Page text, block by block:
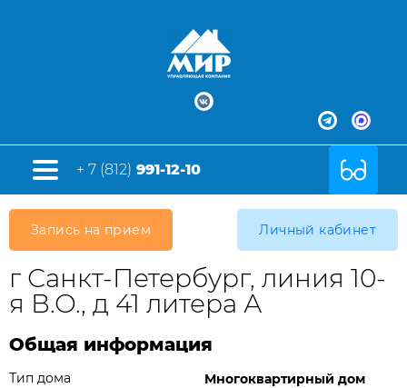
+ 7 (812) 991-12-10
Запись на прием Личный кабинет
г Санкт-Петербург, линия 10-
я В.О., д 41 литера А
Общая информация
Тип дома
Многоквартирный дом